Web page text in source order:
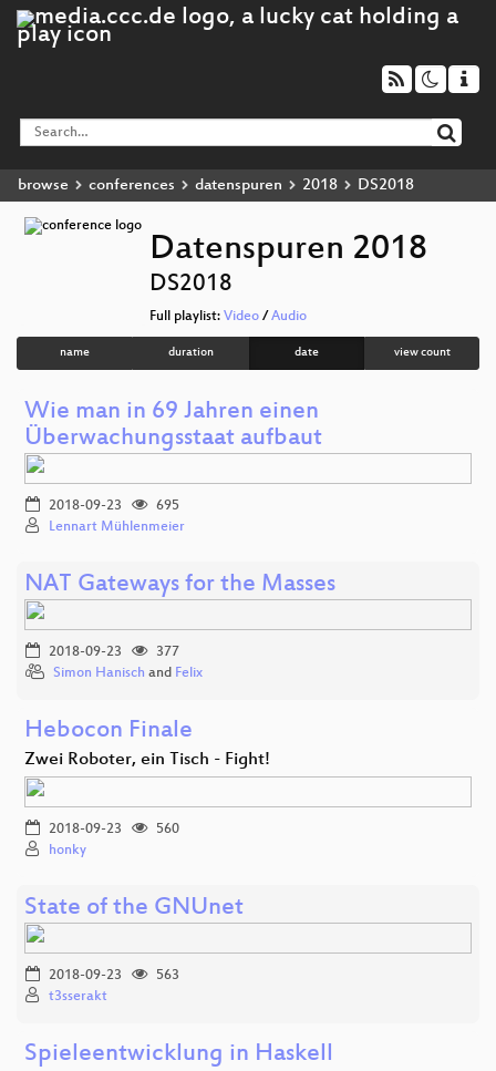
browse conferences datenspuren 2018 DS2018
Datenspuren 2018
DS2018
Full playlist: Video / Audio
name duration date view count
Wie man in 69 Jahren einen
Überwachungsstaat aufbaut
2018-09-23
695
Lennart Mühlenmeier
NAT Gateways for the Masses
2018-09-23
377
Simon Hanisch and Felix
Hebocon Finale
Zwei Roboter, ein Tisch - Fight!
2018-09-23
560
honky
State of the GNUnet
2018-09-23
563
t3sserakt
Spieleentwicklung in Haskell